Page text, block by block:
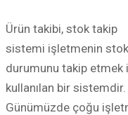
Ürün takibi, stok takip
sistemi işletmenin stok
durumunu takip etmek
kullanılan bir sistemdir.
Günümüzde çoğu